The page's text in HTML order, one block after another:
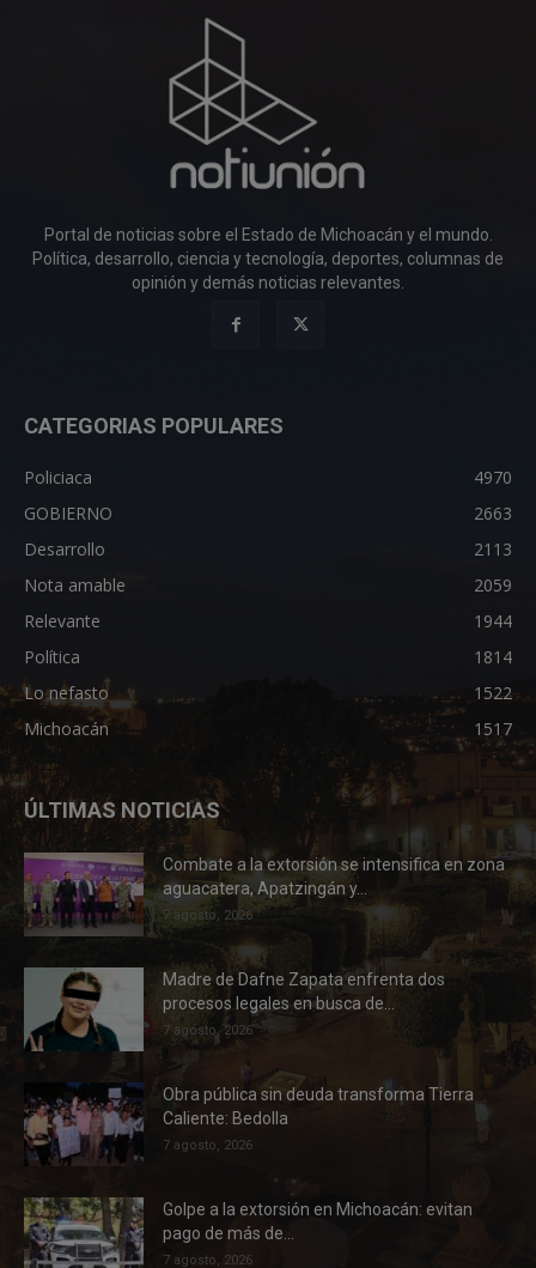
Portal de noticias sobre el Estado de Michoacán y el mundo.
Política, desarrollo, ciencia y tecnología, deportes, columnas de
opinión y demás noticias relevantes.
CATEGORIAS POPULARES
Policiaca
4970
GOBIERNO
2663
Desarrollo
2113
Nota amable
2059
Relevante
1944
Política
1814
Lo nefasto
1522
Michoacán
1517
ÚLTIMAS NOTICIAS
Combate a la extorsión se intensifica en zona
aguacatera, Apatzingán y...
7 agosto, 2026
Madre de Dafne Zapata enfrenta dos
procesos legales en busca de...
7 agosto, 2026
Obra pública sin deuda transforma Tierra
Caliente: Bedolla
7 agosto, 2026
Golpe a la extorsión en Michoacán: evitan
pago de más de...
7 agosto, 2026